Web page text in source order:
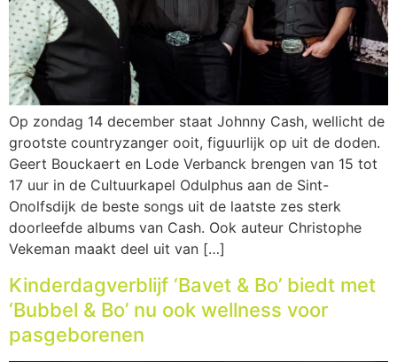
Op zondag 14 december staat Johnny Cash, wellicht de
grootste countryzanger ooit, figuurlijk op uit de doden.
Geert Bouckaert en Lode Verbanck brengen van 15 tot
17 uur in de Cultuurkapel Odulphus aan de Sint-
Onolfsdijk de beste songs uit de laatste zes sterk
doorleefde albums van Cash. Ook auteur Christophe
Vekeman maakt deel uit van […]
Kinderdagverblijf ‘Bavet & Bo’ biedt met
‘Bubbel & Bo’ nu ook wellness voor
pasgeborenen